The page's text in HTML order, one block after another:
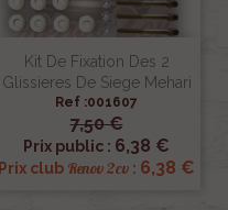
Kit De Fixation Des 2
Glissieres De Siege Mehari
Ref :001607
7,50 €
Prix public : 6,38 €
Prix club Renov 2cv : 6,38 €